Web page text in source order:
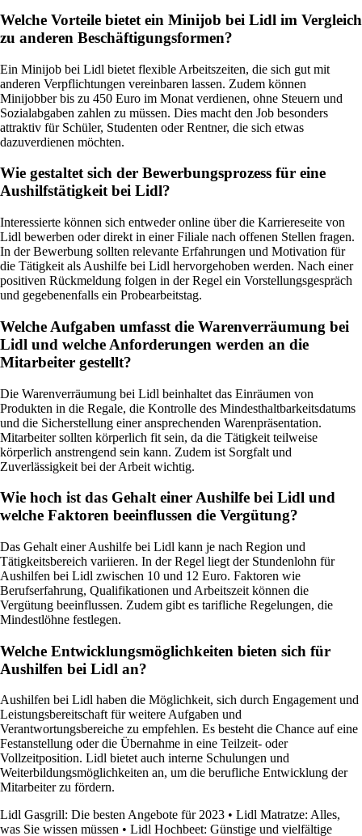
Welche Vorteile bietet ein Minijob bei Lidl im Vergleich
zu anderen Beschäftigungsformen?
Ein Minijob bei Lidl bietet flexible Arbeitszeiten, die sich gut mit
anderen Verpflichtungen vereinbaren lassen. Zudem können
Minijobber bis zu 450 Euro im Monat verdienen, ohne Steuern und
Sozialabgaben zahlen zu müssen. Dies macht den Job besonders
attraktiv für Schüler, Studenten oder Rentner, die sich etwas
dazuverdienen möchten.
Wie gestaltet sich der Bewerbungsprozess für eine
Aushilfstätigkeit bei Lidl?
Interessierte können sich entweder online über die Karriereseite von
Lidl bewerben oder direkt in einer Filiale nach offenen Stellen fragen.
In der Bewerbung sollten relevante Erfahrungen und Motivation für
die Tätigkeit als Aushilfe bei Lidl hervorgehoben werden. Nach einer
positiven Rückmeldung folgen in der Regel ein Vorstellungsgespräch
und gegebenenfalls ein Probearbeitstag.
Welche Aufgaben umfasst die Warenverräumung bei
Lidl und welche Anforderungen werden an die
Mitarbeiter gestellt?
Die Warenverräumung bei Lidl beinhaltet das Einräumen von
Produkten in die Regale, die Kontrolle des Mindesthaltbarkeitsdatums
und die Sicherstellung einer ansprechenden Warenpräsentation.
Mitarbeiter sollten körperlich fit sein, da die Tätigkeit teilweise
körperlich anstrengend sein kann. Zudem ist Sorgfalt und
Zuverlässigkeit bei der Arbeit wichtig.
Wie hoch ist das Gehalt einer Aushilfe bei Lidl und
welche Faktoren beeinflussen die Vergütung?
Das Gehalt einer Aushilfe bei Lidl kann je nach Region und
Tätigkeitsbereich variieren. In der Regel liegt der Stundenlohn für
Aushilfen bei Lidl zwischen 10 und 12 Euro. Faktoren wie
Berufserfahrung, Qualifikationen und Arbeitszeit können die
Vergütung beeinflussen. Zudem gibt es tarifliche Regelungen, die
Mindestlöhne festlegen.
Welche Entwicklungsmöglichkeiten bieten sich für
Aushilfen bei Lidl an?
Aushilfen bei Lidl haben die Möglichkeit, sich durch Engagement und
Leistungsbereitschaft für weitere Aufgaben und
Verantwortungsbereiche zu empfehlen. Es besteht die Chance auf eine
Festanstellung oder die Übernahme in eine Teilzeit- oder
Vollzeitposition. Lidl bietet auch interne Schulungen und
Weiterbildungsmöglichkeiten an, um die berufliche Entwicklung der
Mitarbeiter zu fördern.
Lidl Gasgrill: Die besten Angebote für 2023 • Lidl Matratze: Alles,
was Sie wissen müssen • Lidl Hochbeet: Günstige und vielfältige